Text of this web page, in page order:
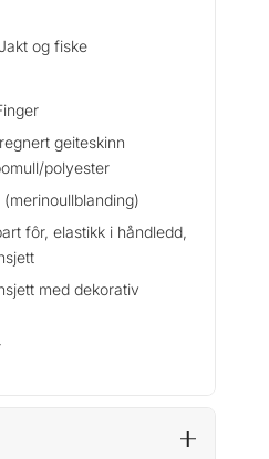
og fiske
geiteskinn
polyester
fôr, elastikk i håndledd,
med dekorativ